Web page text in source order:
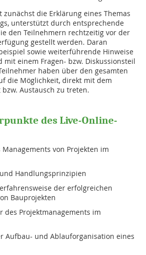
zunächst die Erklärung eines Themas
unterstützt durch entsprechende
den Teilnehmern rechtzeitig vor der
gestellt werden. Daran
sowie weiterführende Hinweise
mit einem Fragen- bzw. Diskussionsteil
haben über den gesamten
die Möglichkeit, direkt mit dem
Austausch zu treten.
des Live-Online-
von Projekten im
Handlungsprinzipien
der erfolgreichen
Bauprojekten
des Projektmanagements im
Aufbau- und Ablauforganisation eines